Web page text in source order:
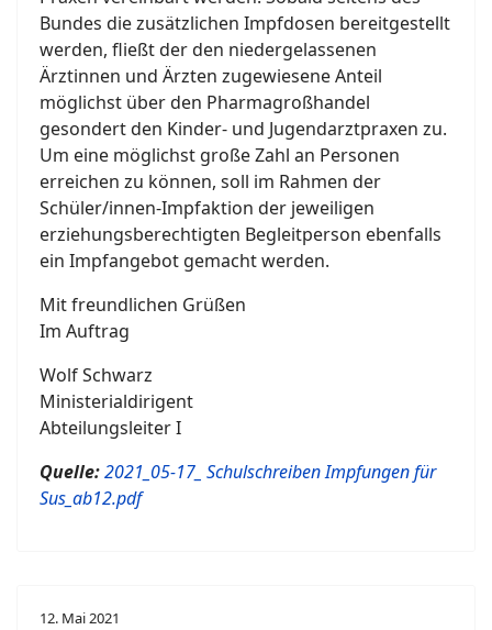
Bundes die zusätzlichen Impfdosen bereitgestellt
werden, fließt der den niedergelassenen
Ärztinnen und Ärzten zugewiesene Anteil
möglichst über den Pharmagroßhandel
gesondert den Kinder- und Jugendarztpraxen zu.
Um eine möglichst große Zahl an Personen
erreichen zu können, soll im Rahmen der
Schüler/innen-Impfaktion der jeweiligen
erziehungsberechtigten Begleitperson ebenfalls
ein Impfangebot gemacht werden.
Mit freundlichen Grüßen
Im Auftrag
Wolf Schwarz
Ministerialdirigent
Abteilungsleiter I
Quelle:2021_05-17_ Schulschreiben Impfungen für
Sus_ab12.pdf
12. Mai 2021